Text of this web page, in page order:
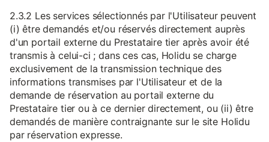
2.3.2 Les services sélectionnés par l'Utilisateur peuvent
(i) être demandés et/ou réservés directement auprès
d'un portail externe du Prestataire tier après avoir été
transmis à celui-ci ; dans ces cas, Holidu se charge
exclusivement de la transmission technique des
informations transmises par l'Utilisateur et de la
demande de réservation au portail externe du
Prestataire tier ou à ce dernier directement, ou (ii) être
demandés de manière contraignante sur le site Holidu
par réservation expresse.